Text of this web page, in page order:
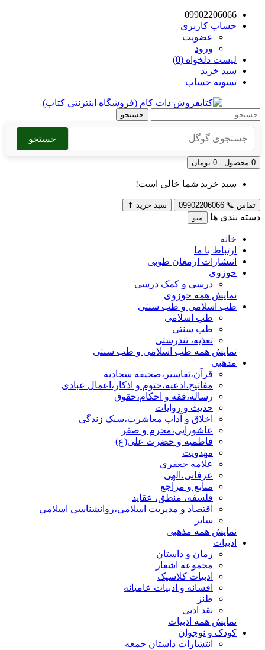
09902206066
حساب کاربری
عضویت
ورود
لیست دلخواه (0)
سبد خرید
تسویه حساب
جستجو
جستجو
0 محصول - 0 تومان
سبد خرید شما خالی است!
تماس 📞
09902206066 سبد خرید ⬆
دسته بندی ها منو
خانه
ارتباط با ما
انتشارات ارمغان طوبی
حوزوی
درسی و کمک درسی
نمایش همه حوزوی
طب اسلامی و طب سنتی
طب اسلامی
طب سنتی
تغذیه، تندرستی
نمایش همه طب اسلامی و طب سنتی
مذهبی
قرآن،تفاسیر،صحیفه سجادیه
مفاتیح،ادعیه،ختوم و اذکار،اعمال عبادی
رساله،فقه و احکام،حقوق
حدیث و روایات
اخلاق و آداب معاشرت،سبک زندگی
عاشورایی،محرم و صفر
فاطمیه و حضرت علی(ع)
مهدویت
علامه جعفری
عرفانی،الهی
منابع و مراجع
فلسفه، منطق، عقاید
اقتصاد و مدیریت اسلامی،روانشناسی اسلامی
سایر
نمایش همه مذهبی
ادبیات
رمان و داستان
مجموعه اشعار
ادبیات کلاسیک
افسانه و ادبیات عامیانه
طنز
نقد ادبی
نمایش همه ادبیات
کودک و نوجوان
انتشارات داستان جمعه